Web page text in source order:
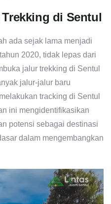
di Sentul
ada sejak lama menjadi
2020, tidak lepas dari
jalur trekking di Sentul
jalur-jalur baru
tracking di Sentul
ini mengidentifikasikan
potensi sebagai destinasi
dalam mengembangkan